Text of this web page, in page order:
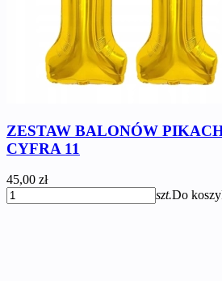
ZESTAW BALONÓW
CYFRA 11
45,00 zł
szt.Do